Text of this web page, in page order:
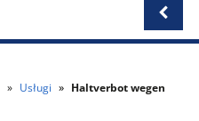
Usługi
Haltverbot wegen